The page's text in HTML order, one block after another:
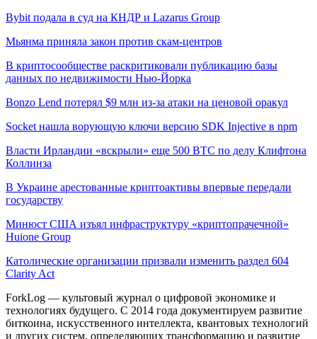
Bybit подала в суд на КНДР и Lazarus Group
Мьянма приняла закон против скам-центров
В криптосообществе раскритиковали публикацию базы
данных по недвижимости Нью-Йорка
Bonzo Lend потерял $9 млн из-за атаки на ценовой оракул
Socket нашла ворующую ключи версию SDK Injective в npm
Власти Ирландии «вскрыли» еще 500 BTC по делу Клифтона
Коллинза
В Украине арестованные криптоактивы впервые передали
государству
Минюст США изъял инфраструктуру «криптопрачечной»
Huione Group
Католические организации призвали изменить раздел 604
Clarity Act
ForkLog — культовый журнал о цифровой экономике и
технологиях будущего. С 2014 года документируем развитие
биткоина, искусственного интеллекта, квантовых технологий
и других систем, определяющих трансформацию и развитие